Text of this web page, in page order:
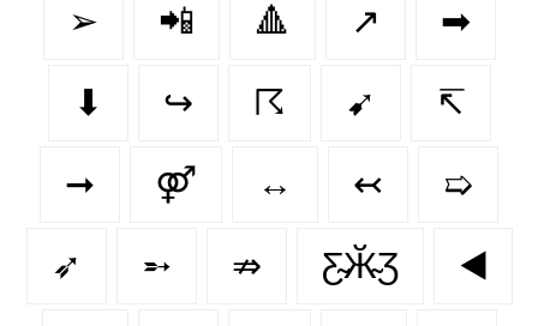
➢ 📲 🔺 ↗️ ➡
⬇ ↪ ☈ ➹ ↸
➞ ⚤ ↔ ↢ ➯
➶ ➵ ⇏ Ƹ̴Ӂ̴Ʒ ◀️